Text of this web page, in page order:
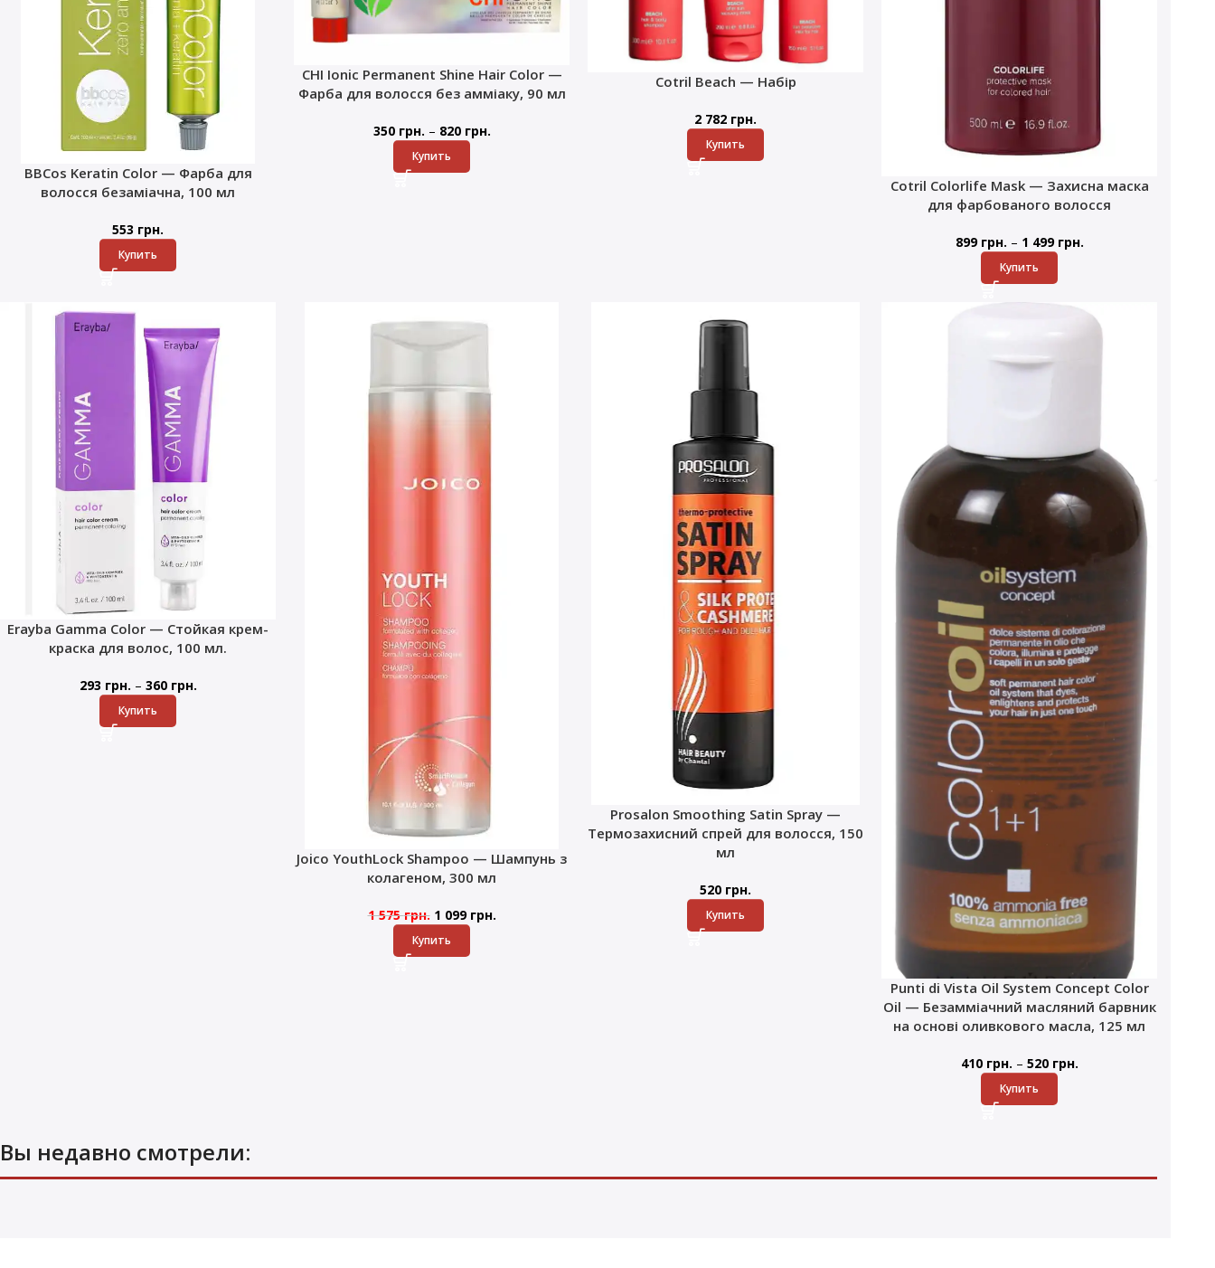
BBCos Keratin Color — Фарба для
волосся безаміачна, 100 мл
553 грн.
Купить
CHI Ionic Permanent Shine Hair Color —
Фарба для волосся без амміаку, 90 мл
350 грн. – 820 грн.
Купить
Cotril Beach — Набір
2 782 грн.
Купить
Cotril Colorlife Mask — Захисна маска
для фарбованого волосся
899 грн. – 1 499 грн.
Купить
Erayba Gamma Color — Стойкая крем-
краска для волос, 100 мл.
293 грн. – 360 грн.
Купить
Joico YouthLock Shampoo — Шампунь з
колагеном, 300 мл
1 575грн. 1 099 грн.
Купить
Prosalon Smoothing Satin Spray —
Термозахисний спрей для волосся, 150
мл
520 грн.
Купить
Punti di Vista Oil System Concept Color
Oil — Безамміачний масляний барвник
на основі оливкового масла, 125 мл
410 грн. – 520 грн.
Купить
Вы недавно смотрели: